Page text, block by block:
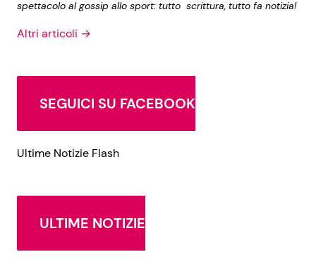
spettacolo al gossip allo sport: tutto scrittura, tutto fa notizia!
Altri articoli →
SEGUICI SU FACEBOOK
Ultime Notizie Flash
ULTIME NOTIZIE